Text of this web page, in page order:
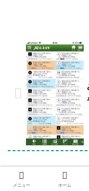
9/5(日) 第57回 農林水
潟記念(GIII)
メニュー ホーム